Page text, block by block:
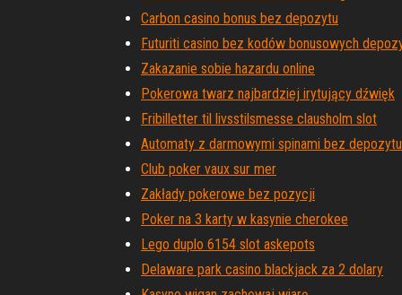
Carbon casino bonus bez depozytu
Futuriti casino bez kodów bonusowych
Zakazanie sobie hazardu online
Pokerowa twarz najbardziej irytujący dźwięk
Fribilletter til livsstilsmesse clausholm slot
Automaty z darmowymi spinami bez depozytu
Club poker vaux sur mer
Zakłady pokerowe bez pozycji
Poker na 3 karty w kasynie cherokee
Lego duplo 6154 slot askepots
Delaware park casino blackjack za 2 dolary